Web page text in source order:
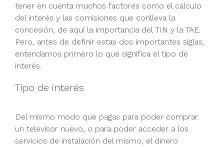
tener en cuenta muchos factores como el cálculo
del interés y las comisiones que conlleva la
concesión, de aquí la importancia del TIN y la TAE.
Pero, antes de definir estas dos importantes siglas,
entendamos primero lo que significa el tipo de
interés.
Tipo de interés
Del mismo modo que pagas para poder comprar
un televisor nuevo, o para poder acceder a los
servicios de instalación del mismo, el dinero